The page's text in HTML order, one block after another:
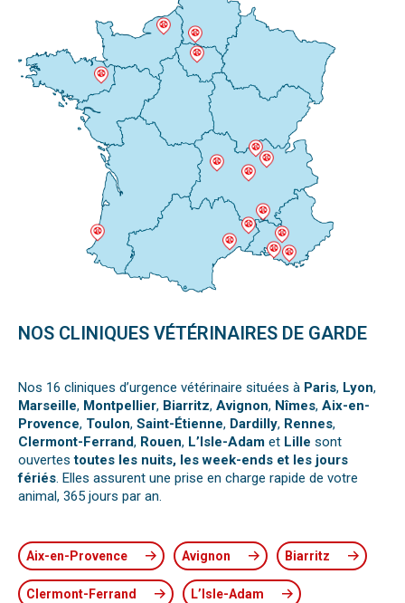
NOS CLINIQUES VÉTÉRINAIRES DE GARDE
Nos 16 cliniques d’urgence vétérinaire situées à Paris, Lyon,
Marseille, Montpellier, Biarritz, Avignon, Nîmes, Aix-en-
Provence, Toulon, Saint-Étienne, Dardilly, Rennes,
Clermont-Ferrand, Rouen, L’Isle-Adam et Lille sont
ouvertestoutes les nuits, les week-ends et les jours
fériés. Elles assurent une prise en charge rapide de votre
animal, 365 jours par an.
Aix-en-Provence Avignon Biarritz
Clermont-Ferrand L’Isle-Adam